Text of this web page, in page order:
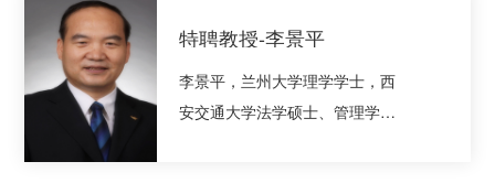
特聘教授-李景平
李景平，兰州大学理学学士，西
安交通大学法学硕士、管理学博